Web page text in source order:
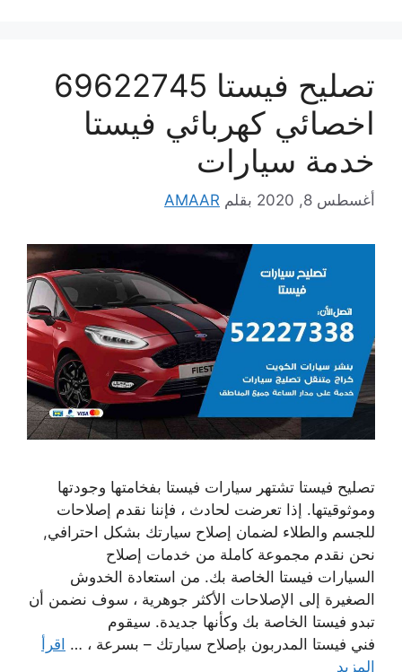
تصليح فيستا 69622745
اخصائي كهربائي فيستا
خدمة سيارات
أغسطس 8, 2020 بقلم AMAAR
تصليح فيستا تشتهر سيارات فيستا بفخامتها وجودتها
وموثوقيتها. إذا تعرضت لحادث ، فإننا نقدم إصلاحات
للجسم والطلاء لضمان إصلاح سيارتك بشكل احترافي,
نحن نقدم مجموعة كاملة من خدمات إصلاح
السيارات فيستا الخاصة بك. من استعادة الخدوش
الصغيرة إلى الإصلاحات الأكثر جوهرية ، سوف نضمن أن
تبدو فيستا الخاصة بك وكأنها جديدة. سيقوم
فني فيستا المدربون بإصلاح سيارتك – بسرعة ، … اقرأ
المزيد